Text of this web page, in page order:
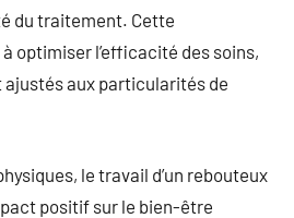
du traitement. Cette
optimiser l’efficacité des soins,
ajustés aux particularités de
le travail d’un rebouteux
positif sur le bien-être